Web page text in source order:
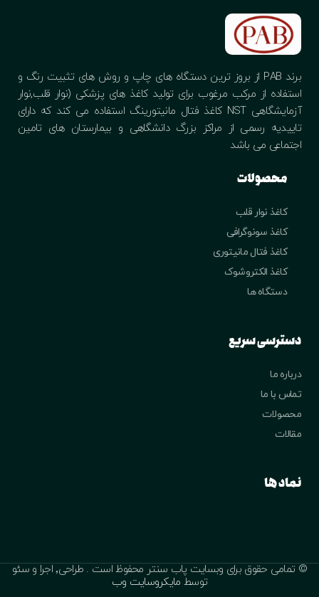
برند PAB از بروز ترین دستگاه های چاپ و روش های تثبیت رنگ و
استفاده از مرکب مرغوب برای تولید کاغذ های پزشکی (نوار قلب,نوار
آزمایشگاهی NST کاغذ فتال مانیتورینگ استفاده می کند که دارای
تاییدیه رسمی از مراکز بزرگ دانشگاهی و بیمارستان های تامین
اجتماعی می باشد
محصولات
کاغذ نوار قلب
کاغذ سونوگرافی
کاغذ فتال مانیتوری
کاغذ الکتروشوک
دستگاه ها
دسترسی سریع
درباره ما
تماس با ما
محصولات
مقالات
نماد ها
© تمامی حقوق برای وبسایت پاب سنتر محفوظ است . طراحی٬ اجرا و سئو
توسط مایکروسایت وب